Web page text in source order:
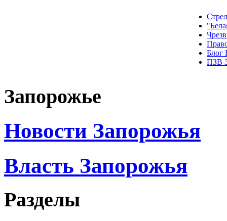
Блог
ПЗВ
Запорожье
Новости Запорожья
Власть Запорожья
Разделы